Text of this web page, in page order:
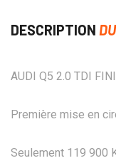
DESCRIPTION
AUDI Q5 2.0 TDI
Première mise en
Seulement 119 900